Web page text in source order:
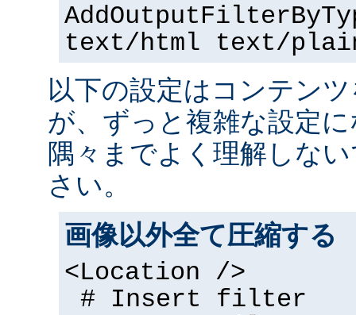
text/html text/
以下の設定はコンテン
が、ずっと複雑な設定
隅々までよく理解しな
さい。
画像以外全て圧縮する
<Location />
# Insert filter